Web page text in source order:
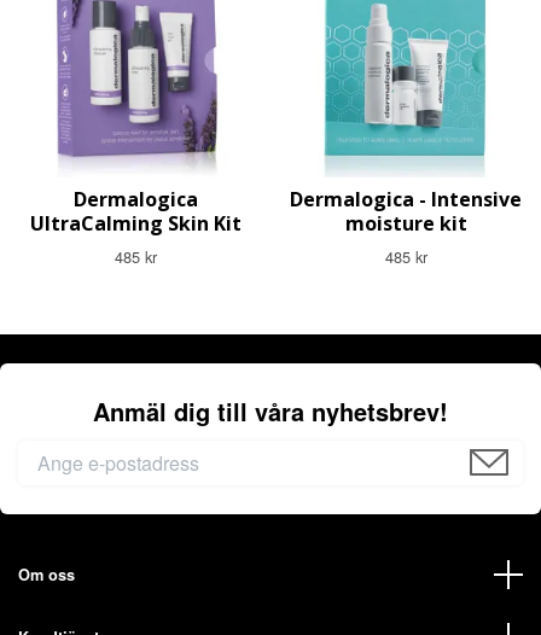
Dermalogica
UltraCalming Skin Kit
485 kr
Dermalogica - Intensive
moisture kit
485 kr
Anmäl dig till våra nyhetsbrev!
Om oss